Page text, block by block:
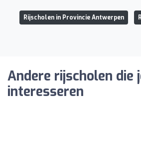
Rijscholen in Provincie Antwerpen
Andere rijscholen die
interesseren